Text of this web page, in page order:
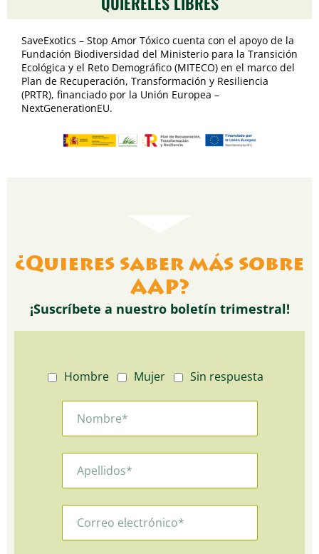
SaveExotics – Stop Amor Tóxico cuenta con el apoyo de la
Fundación Biodiversidad del Ministerio para la Transición
Ecológica y el Reto Demográfico (MITECO) en el marco del
Plan de Recuperación, Transformación y Resiliencia
(PRTR), financiado por la Unión Europea –
NextGenerationEU.
¿Quieres saber más sobre
AAP?
¡Suscríbete a nuestro boletín trimestral!
Hombre Mujer Sin respuesta